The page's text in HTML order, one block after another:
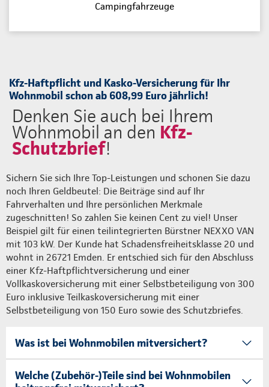
Campingfahrzeuge
Kfz-Haftpflicht und Kasko-Versicherung für Ihr
Wohnmobil schon ab 608,99 Euro jährlich!
Denken Sie auch bei Ihrem
Wohnmobil an den Kfz-
Schutzbrief!
Sichern Sie sich Ihre Top-Leistungen und schonen Sie dazu
noch Ihren Geldbeutel: Die Beiträge sind auf Ihr
Fahrverhalten und Ihre persönlichen Merkmale
zugeschnitten! So zahlen Sie keinen Cent zu viel! Unser
Beispiel gilt für einen teilintegrierten Bürstner NEXXO VAN
mit 103 kW. Der Kunde hat Schadensfreiheitsklasse 20 und
wohnt in 26721 Emden. Er entschied sich für den Abschluss
einer Kfz-Haftpflichtversicherung und einer
Vollkaskoversicherung mit einer Selbstbeteiligung von 300
Euro inklusive Teilkaskoversicherung mit einer
Selbstbeteiligung von 150 Euro sowie des Schutzbriefes.
Was ist bei Wohnmobilen mitversichert?
Welche (Zubehör-)Teile sind bei Wohnmobilen